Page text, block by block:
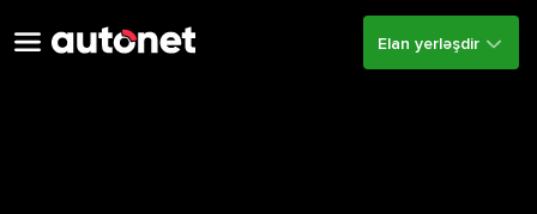
Elan yerləşdir